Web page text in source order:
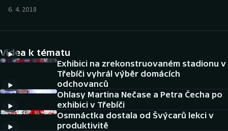
Cyklistika
DALŠÍ SPORTY
Americký fotbal
NEPŘEHLÉDNĚTE
6. 4. 2018
Videa k tématu
Exhibici na zrekonstruovaném stadionu v
Třebíči vyhrál výběr domácích
odchovanců
Ohlasy Martina Nečase a Petra Čecha po
exhibici v Třebíči
Osmnáctka dostala od Švýcarů lekci v
produktivitě